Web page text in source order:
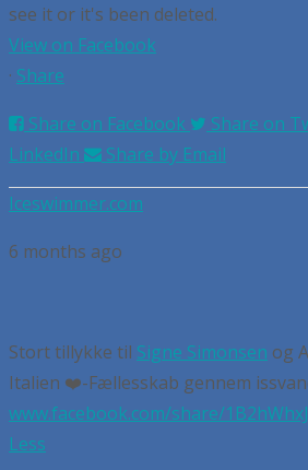
see it or it's been deleted.
View on Facebook
· Share
Share on Facebook
Share on
LinkedIn
Share by Email
Iceswimmer.com
6 months ago
Stort tillykke til Signe Simonsen og
Italien ❤️-Fællesskab gennem
www.facebook.com/share/
Less